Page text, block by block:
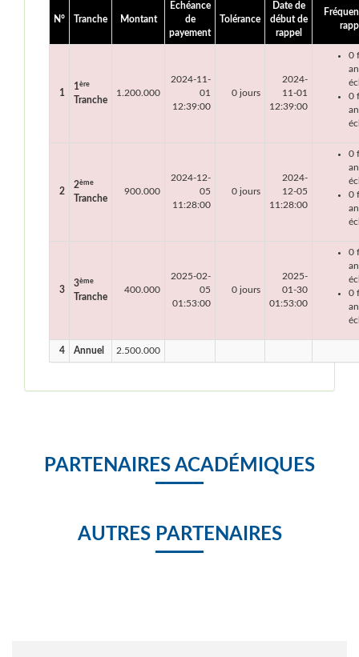
N° Tranche Montant
Echéance
de
payement
Tolérance
Date de
début de
rappel
1
1ère
Tranche
1.200.000
2024-11-
01
12:39:00
0 jours
2024-
11-01
12:39:00
0
0
2
2ème
Tranche
900.000
2024-12-
05
11:28:00
0 jours
2024-
12-05
11:28:00
0
0
3
3ème
Tranche
400.000
2025-02-
05
01:53:00
0 jours
2025-
01-30
01:53:00
0
0
4 Annuel 2.500.000
PARTENAIRES ACADÉMIQUES
AUTRES PARTENAIRES